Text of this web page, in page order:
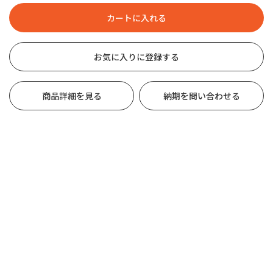
お気に入りに登録する
商品詳細を見る 納期を問い合わせる